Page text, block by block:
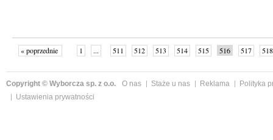
« poprzednie 1 ... 511 512 513 514 515 516 517
518
Copyright © Wyborcza sp. z o.o. O nas Staże u nas Reklama
Polityka
Ustawienia prywatności